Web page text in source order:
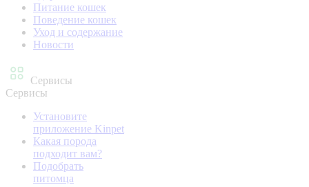
Питание кошек
Поведение кошек
Уход и содержание
Новости
Сервисы
Сервисы
Установите
приложение Kinpet
Какая порода
подходит вам?
Подобрать
питомца